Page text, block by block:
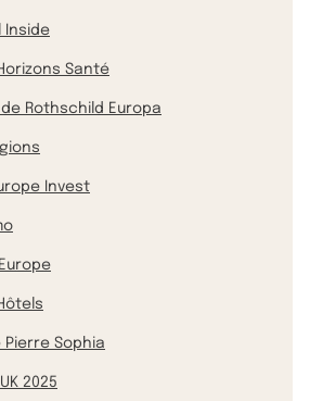
Inside
Santé
de Rothschild Europa
Invest
Pierre Sophia
2025